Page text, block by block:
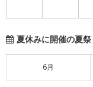
夏休みに開催の夏
6月